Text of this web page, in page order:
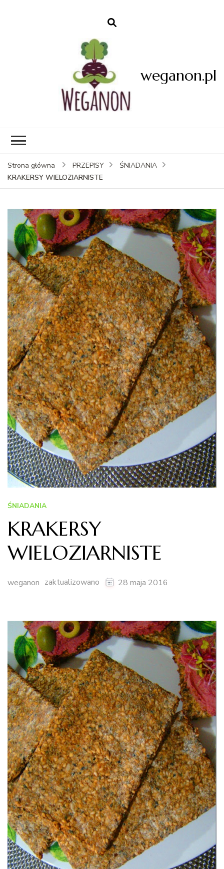
weganon.pl
Strona główna PRZEPISY
ŚNIADANIA
KRAKERSY WIELOZIARNISTE
ŚNIADANIA
KRAKERSY
WIELOZIARNISTE
weganon zaktualizowano 28 maja 2016